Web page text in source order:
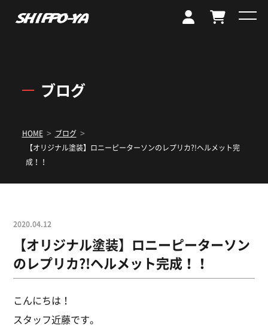
ブログ
HOME > ブログ >
【オリジナル塗装】ロニーピーターソンのレプリカ?!ヘルメット完
成！！
2020.04.12
【オリジナル塗装】ロニーピーターソン
のレプリカ?!ヘルメット完成！！
こんにちは！
スタッフ近藤です。